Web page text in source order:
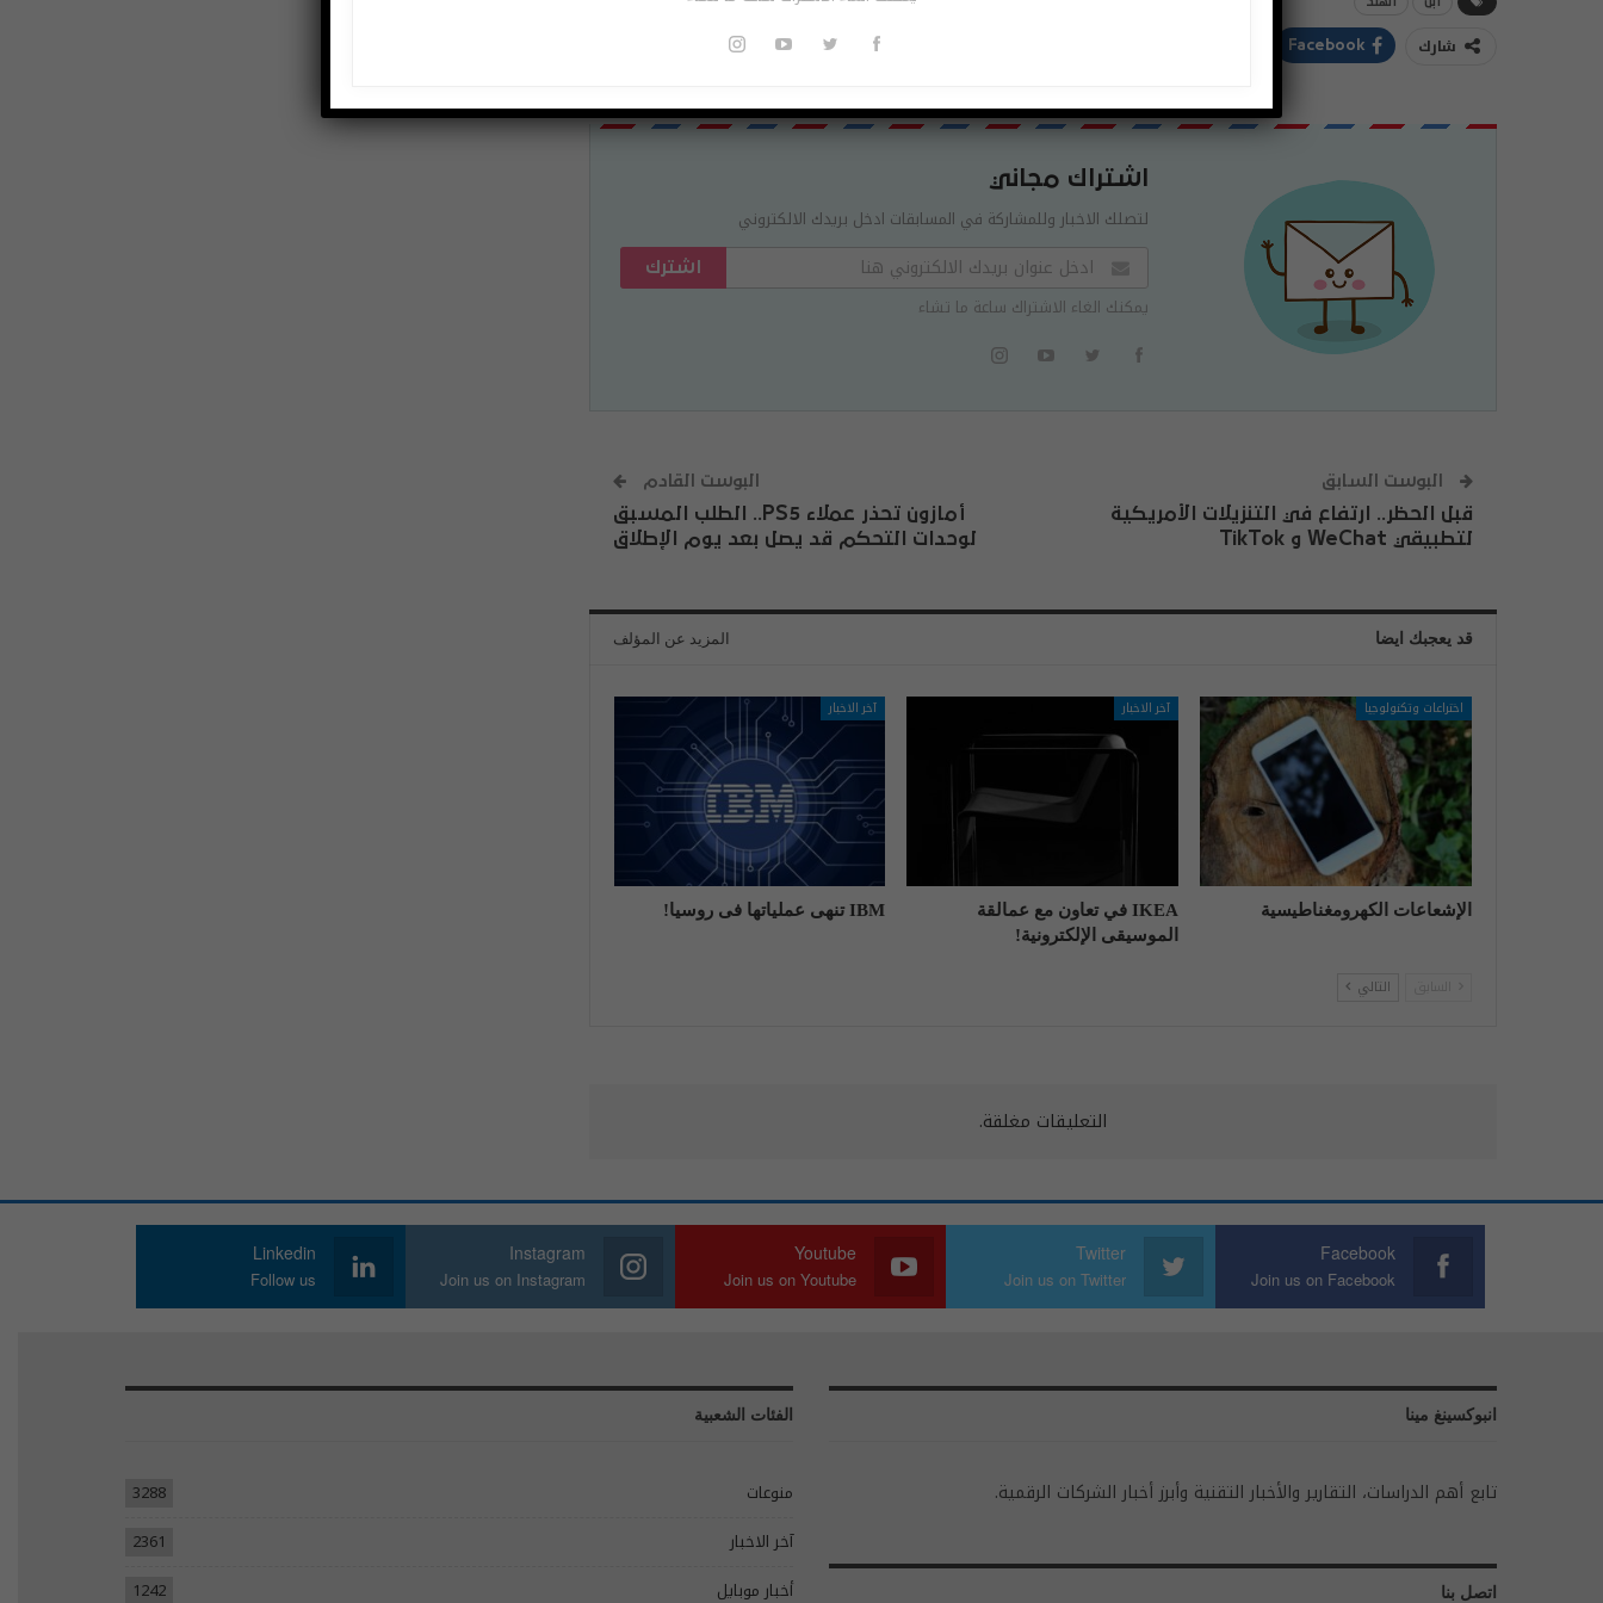
آبل الهند
شارك Facebook
اشتراك مجاني
لتصلك الاخبار وللمشاركة في المسابقات ادخل بريدك الالكتروني
اشترك
يمكنك الغاء الاشتراك ساعة ما تشاء
البوست السابق
قبل الحظر.. ارتفاع في التنزيلات الأمريكية
لتطبيقي WeChat و TikTok
البوست القادم
أمازون تحذر عملاء PS5.. الطلب المسبق
لوحدات التحكم قد يصل بعد يوم الإطلاق
قد يعجبك ايضا المزيد عن المؤلف
اختراعات وتكنولوجيا
الإشعاعات الكهرومغناطيسية
آخر الاخبار
IKEA في تعاون مع عمالقة
الموسيقى الإلكترونية!
آخر الاخبار
IBM تنهی عملیاتها فی روسیا!
التالي
التعليقات مغلقة.
Facebook
Join us on Facebook
Twitter
Join us on Twitter
Youtube
Join us on Youtube
Instagram
Join us on Instagram
Linkedin
Follow us
انبوكسينغ مينا
تابع أهم الدراسات، التقارير والأخبار التقنية وأبرز أخبار الشركات الرقمية.
اتصل بنا
الفئات الشعبية
منوعات
3288
آخر الاخبار
2361
أخبار موبايل
1242